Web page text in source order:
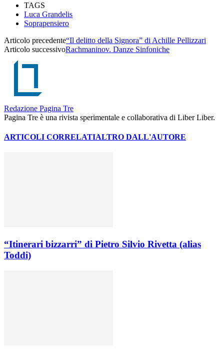
TAGS
Luca Grandelis
Soprapensiero
Articolo precedente“Il delitto della Signora” di Achille Pellizzari
Articolo successivoRachmaninov. Danze Sinfoniche
Redazione Pagina Tre
Pagina Tre è una rivista sperimentale e collaborativa di Liber Liber.
ARTICOLI CORRELATIALTRO DALL'AUTORE
“Itinerari bizzarri” di Pietro Silvio Rivetta (alias
Toddi)